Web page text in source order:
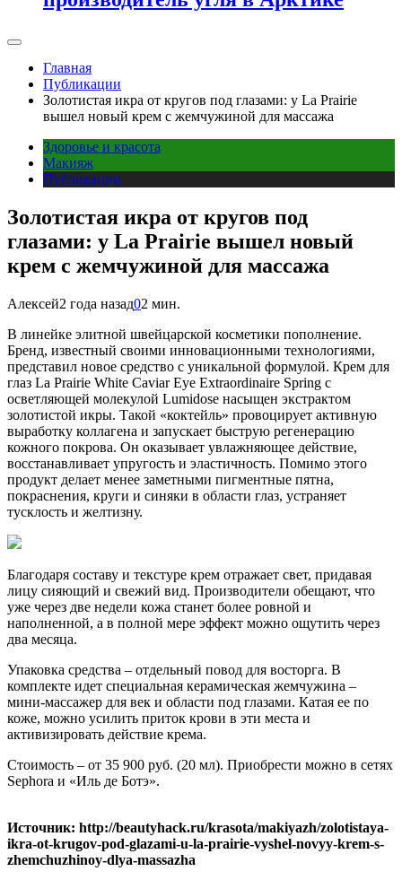
Главная
Публикации
Золотистая икра от кругов под глазами: у La Prairie
вышел новый крем с жемчужиной для массажа
Здоровье и красота
Макияж
Публикации
Золотистая икра от кругов под
глазами: у La Prairie вышел новый
крем с жемчужиной для массажа
Алексей2 года назад02 мин.
В линейке элитной швейцарской косметики пополнение.
Бренд, известный своими инновационными технологиями,
представил новое средство с уникальной формулой. Крем для
глаз La Prairie White Caviar Eye Extraordinaire Spring с
осветляющей молекулой Lumidose насыщен экстрактом
золотистой икры. Такой «коктейль» провоцирует активную
выработку коллагена и запускает быструю регенерацию
кожного покрова. Он оказывает увлажняющее действие,
восстанавливает упругость и эластичность. Помимо этого
продукт делает менее заметными пигментные пятна,
покраснения, круги и синяки в области глаз, устраняет
тусклость и желтизну.
Благодаря составу и текстуре крем отражает свет, придавая
лицу сияющий и свежий вид. Производители обещают, что
уже через две недели кожа станет более ровной и
наполненной, а в полной мере эффект можно ощутить через
два месяца.
Упаковка средства – отдельный повод для восторга. В
комплекте идет специальная керамическая жемчужина –
мини-массажер для век и области под глазами. Катая ее по
коже, можно усилить приток крови в эти места и
активизировать действие крема.
Стоимость – от 35 900 руб. (20 мл). Приобрести можно в сетях
Sephora и «Иль де Ботэ».
Источник: http://beautyhack.ru/krasota/makiyazh/zolotistaya-
ikra-ot-krugov-pod-glazami-u-la-prairie-vyshel-novyy-krem-s-
zhemchuzhinoy-dlya-massazha